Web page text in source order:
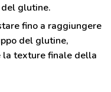
glutine.
fino a raggiungere
del glutine,
la texture finale della